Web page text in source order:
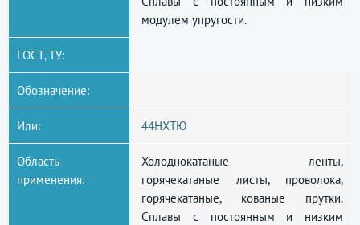
модулем упругости.
ГОСТ, ТУ:
Обозначение:
Или: 44НХТЮ
Область
применения:
Холоднокатаные ленты,
горячекатаные листы, проволока,
горячекатаные, кованые прутки.
Сплавы с постоянным и низким